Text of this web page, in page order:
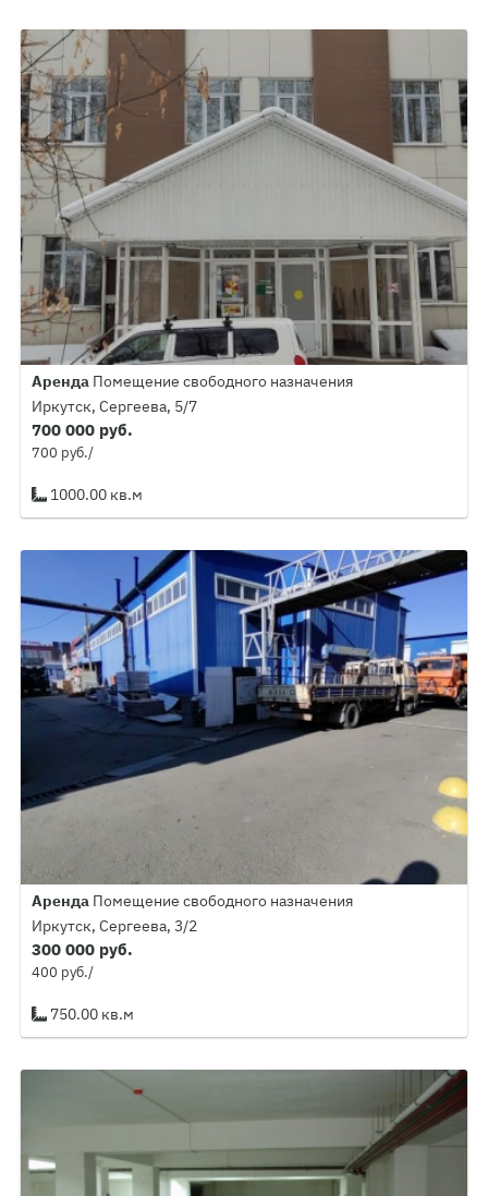
Аренда Помещение свободного назначения
Иркутск, Сергеева, 5/7
700 000 руб.
700 руб./
1000.00 кв.м
Аренда Помещение свободного назначения
Иркутск, Сергеева, 3/2
300 000 руб.
400 руб./
750.00 кв.м